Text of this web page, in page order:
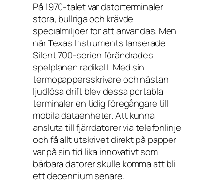
På 1970-talet var datorterminaler
stora, bullriga och krävde
specialmiljöer för att användas. Men
när Texas Instruments lanserade
Silent 700-serien förändrades
spelplanen radikalt. Med sin
termopappersskrivare och nästan
ljudlösa drift blev dessa portabla
terminaler en tidig föregångare till
mobila dataenheter. Att kunna
ansluta till fjärrdatorer via telefonlinje
och få allt utskrivet direkt på papper
var på sin tid lika innovativt som
bärbara datorer skulle komma att bli
ett decennium senare.